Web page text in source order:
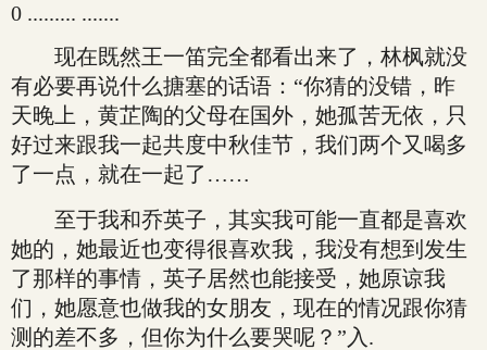
0 ......... .......
现在既然王一笛完全都看出来了，林枫就没
有必要再说什么搪塞的话语：“你猜的没错，昨
天晚上，黄芷陶的父母在国外，她孤苦无依，只
好过来跟我一起共度中秋佳节，我们两个又喝多
了一点，就在一起了……
至于我和乔英子，其实我可能一直都是喜欢
她的，她最近也变得很喜欢我，我没有想到发生
了那样的事情，英子居然也能接受，她原谅我
们，她愿意也做我的女朋友，现在的情况跟你猜
测的差不多，但你为什么要哭呢？”入.